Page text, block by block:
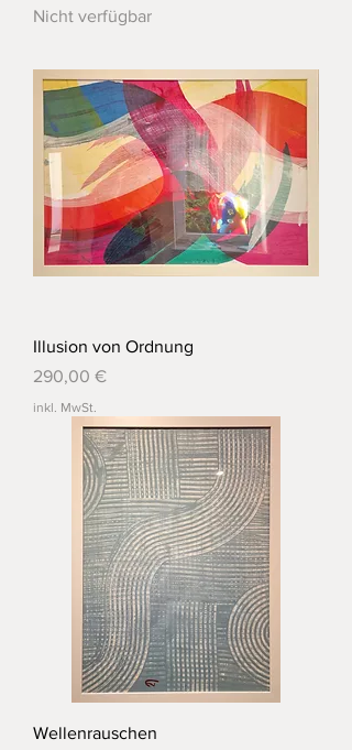
Nicht verfügbar
Illusion von Ordnung
Preis
290,00 €
inkl. MwSt.
Wellenrauschen